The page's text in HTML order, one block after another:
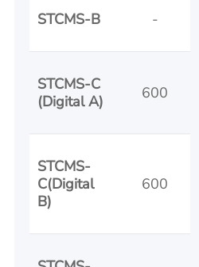
STCMS-B -
STCMS-C
(Digital A)
600
STCMS-
C(Digital
B)
600